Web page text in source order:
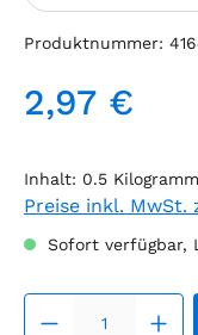
Produktnummer:
Regulärer Preis:
2,97 €
Inhalt: 0.5 Kilogramm
Preise inkl. MwSt.
Sofort verfügbar,